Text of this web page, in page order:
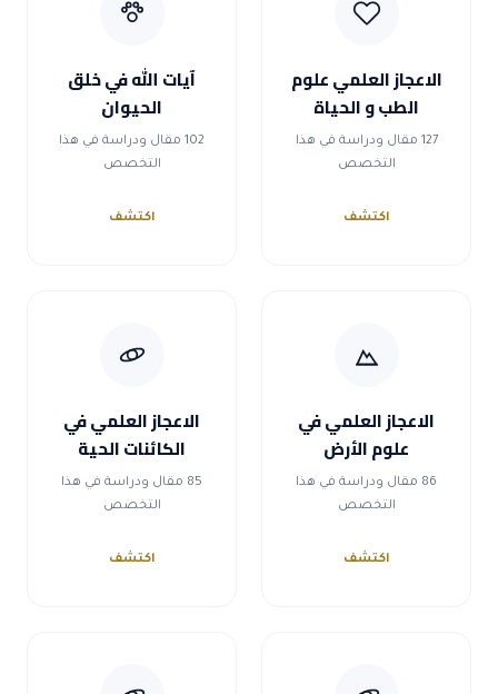
الاعجاز العلمي علوم
الطب و الحياة
127 مقال ودراسة في هذا
التخصص
اكتشف
آيات الله في خلق
الحيوان
102 مقال ودراسة في هذا
التخصص
اكتشف
الاعجاز العلمي في
علوم الأرض
86 مقال ودراسة في هذا
التخصص
اكتشف
الاعجاز العلمي في
الكائنات الحية
85 مقال ودراسة في هذا
التخصص
اكتشف